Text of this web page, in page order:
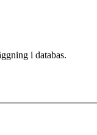
i databas.